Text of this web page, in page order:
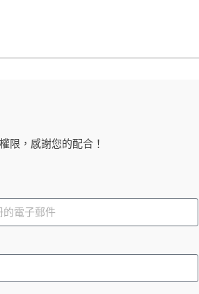
限，感謝您的配合！